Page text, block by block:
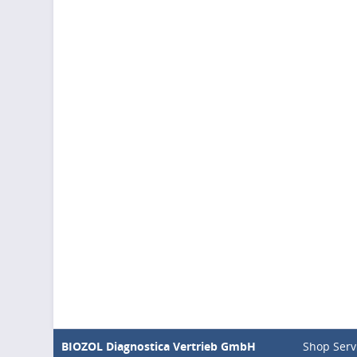
BIOZOL Diagnostica Vertrieb GmbH Shop